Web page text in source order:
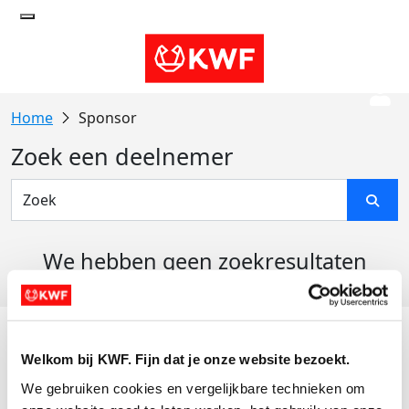
Welkom bij KWF. Fijn dat je onze website bezoekt.
We gebruiken cookies en vergelijkbare technieken om
Sponsor
Zoek een deelnemer
We hebben geen zoekresultaten
Actiematerialen
Evenementen